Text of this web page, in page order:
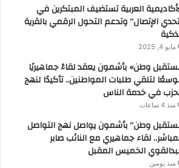
العربية تستضيف المبتكرين في
الإتصال” وتدعم التحول الرقمي بالقرية
مايو 4, 2025
وطن» بأشمون يعقد لقاءً جماهيريًا
لتلقي طلبات المواطنين.. تأكيدًا لنهج
في خدمة الناس
منذ 4 ساعات
وطن” بأشمون يواصل نهج التواصل
لقاء جماهيري مع النائب صابر
الخميس المقبل
منذ يومين